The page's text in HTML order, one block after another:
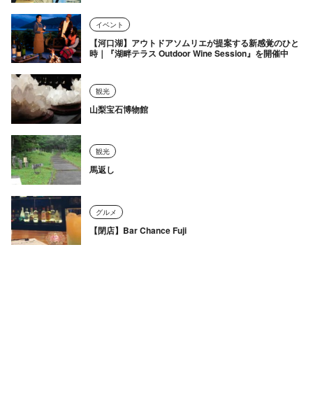
イベント
【河口湖】アウトドアソムリエが提案する新感覚のひと
時｜『湖畔テラス Outdoor Wine Session』を開催中
観光
山梨宝石博物館
観光
馬返し
グルメ
【閉店】Bar Chance Fuji